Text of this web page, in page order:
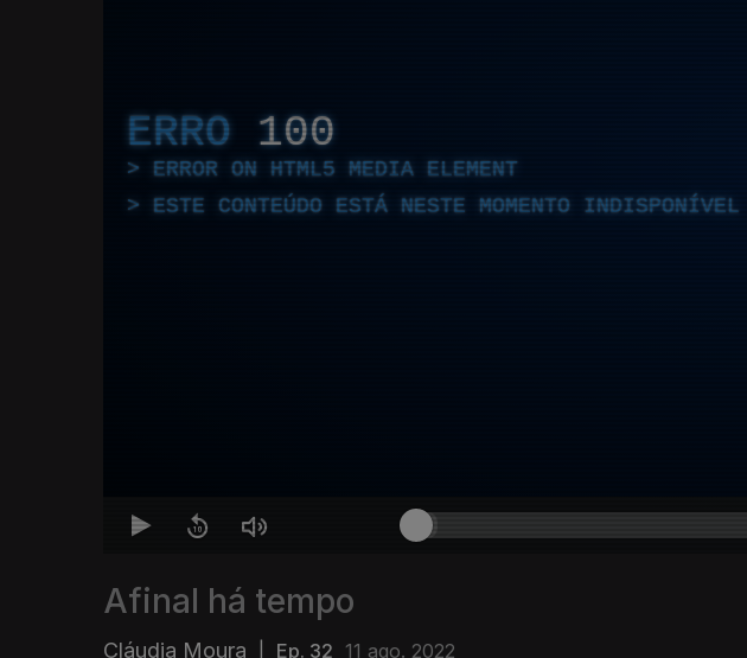
ERRO 100
ERROR ON HTML5 MEDIA ELEMENT
ESTE CONTEÚDO ESTÁ NESTE MOMENTO INDISPONÍVEL
Afinal há tempo
Cláudia Moura Ep. 32 11 ago. 2022